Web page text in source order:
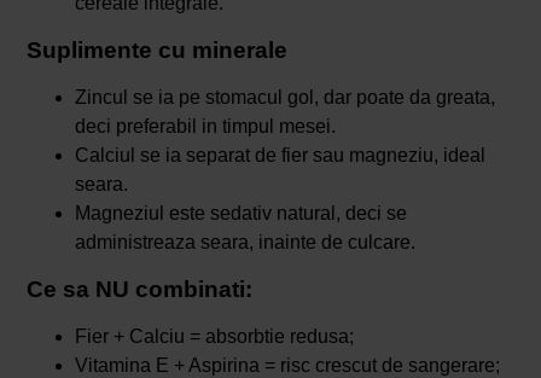
Suplimente cu minerale
Zincul se ia pe stomacul gol, dar poate da greata,
deci preferabil in timpul mesei.
Calciul se ia separat de fier sau magneziu, ideal
seara.
Magneziul este sedativ natural, deci se
administreaza seara, inainte de culcare.
Ce sa NU combinati:
Fier + Calciu = absorbtie redusa;
Vitamina E + Aspirina = risc crescut de sangerare;